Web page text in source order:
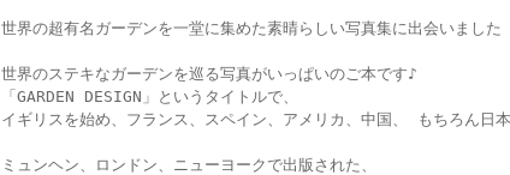
世界の超有名ガーデンを一堂に集めた素晴らしい写真集に出会いました
世界のステキなガーデンを巡る写真がいっぱいのご本です♪
「GARDEN DESIGN」というタイトルで、
イギリスを始め、フランス、スペイン、アメリカ、中国、 もちろん日
ミュンヘン、ロンドン、ニューヨークで出版された、